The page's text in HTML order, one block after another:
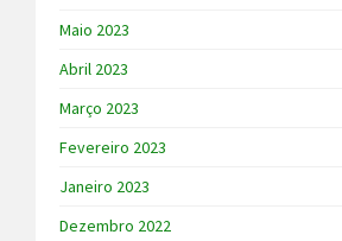
Maio 2023
Abril 2023
Março 2023
Fevereiro 2023
Janeiro 2023
Dezembro 2022